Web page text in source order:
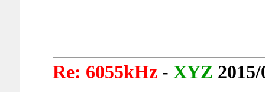
Re: 6055kHz- XYZ